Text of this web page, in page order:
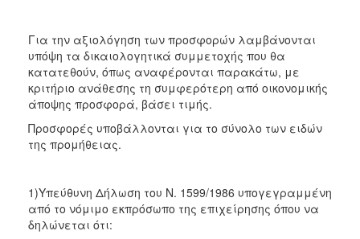
Για την αξιολόγηση των προσφορών λαμβάνονται
υπόψη τα δικαιολογητικά συμμετοχής που θα
κατατεθούν, όπως αναφέρονται παρακάτω, με
κριτήριο ανάθεσης τη συμφερότερη από οικονομικής
άποψης προσφορά, βάσει τιμής.
Προσφορές υποβάλλονται για το σύνολο των ειδών
της προμήθειας.
1)Υπεύθυνη Δήλωση του Ν. 1599/1986 υπογεγραμμένη
από το νόμιμο εκπρόσωπο της επιχείρησης όπου να
δηλώνεται ότι: